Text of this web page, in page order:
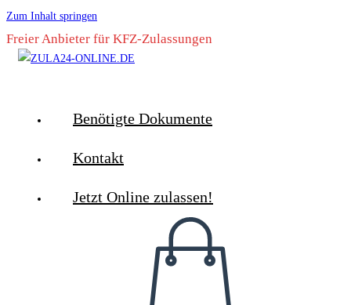
Zum Inhalt springen
Freier Anbieter für KFZ-Zulassungen
Benötigte Dokumente
Kontakt
Jetzt Online zulassen!